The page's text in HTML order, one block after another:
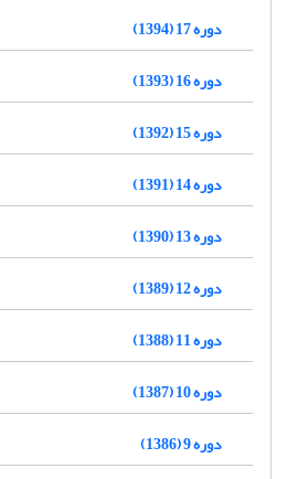
دوره 17 (1394)
دوره 16 (1393)
دوره 15 (1392)
دوره 14 (1391)
دوره 13 (1390)
دوره 12 (1389)
دوره 11 (1388)
دوره 10 (1387)
دوره 9 (1386)